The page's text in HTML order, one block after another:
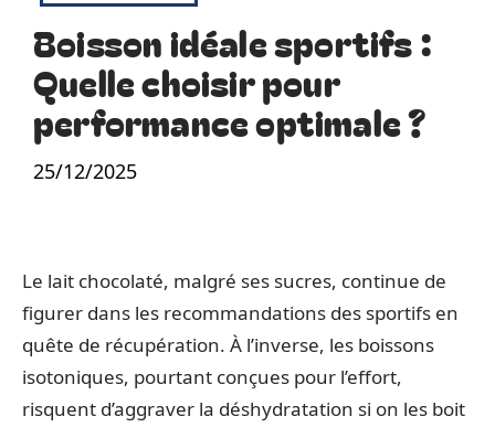
Boisson idéale sportifs :
Quelle choisir pour
performance optimale ?
25/12/2025
Le lait chocolaté, malgré ses sucres, continue de
figurer dans les recommandations des sportifs en
quête de récupération. À l’inverse, les boissons
isotoniques, pourtant conçues pour l’effort,
risquent d’aggraver la déshydratation si on les boit